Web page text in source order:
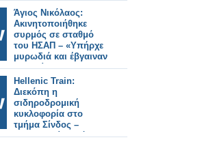
Πέραμος. Αναμένονται
καθυστερήσεις και
πιθανές ακυρώσεις
δρομολογίων.
Άγιος Νικόλαος:
Ακινητοποιήθηκε
συρμός σε σταθμό
του ΗΣΑΠ – «Υπήρχε
μυρωδιά και έβγαιναν
καπνοί»
καταγγέλλουν
επιβάτες
Hellenic Train:
Διεκόπη η
σιδηροδρομική
κυκλοφορία στο
τμήμα Σίνδος –
Θεσσαλονίκη, λόγω